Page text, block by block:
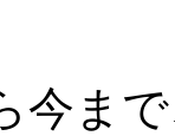
今ま